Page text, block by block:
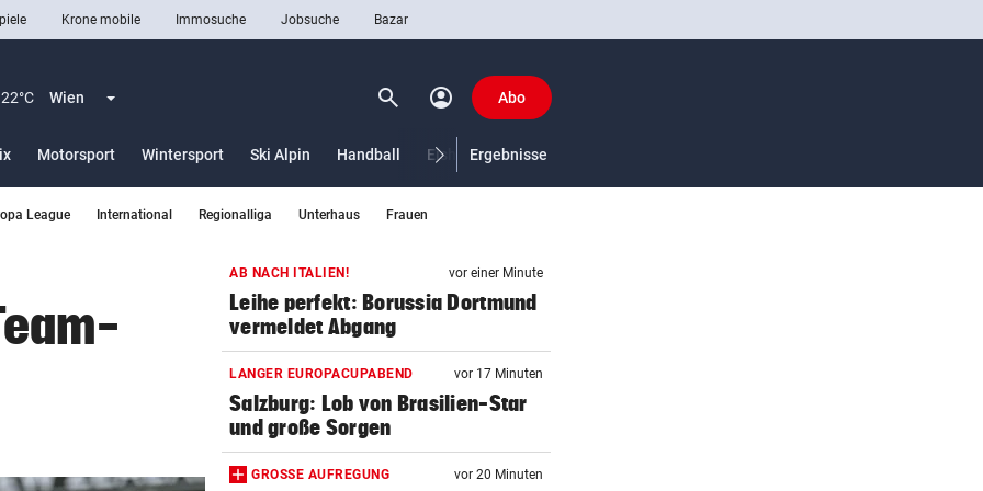
Krone mobile Immosuche Jobsuche Bazar
22°C Wien Menü aufklappen search Suchen
account_circle Abo
Motorsport Wintersport Ski Alpin Handball Eishockey US-Sport
Ergebnisse
League International Regionalliga Unterhaus Frauen
AB NACH ITALIEN! vor einer Minute
Leihe perfekt: Borussia Dortmund
vermeldet Abgang
LANGER EUROPACUPABEND vor 17 Minuten
Salzburg: Lob von Brasilien-Star
und große Sorgen
GROSSE AUFREGUNG vor 20 Minuten